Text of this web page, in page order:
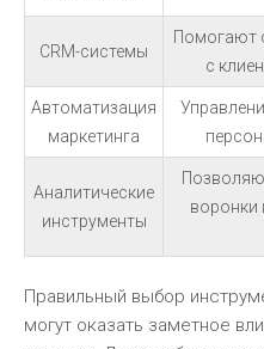
CRM-системы
Помогают
с
Автоматизация
маркетинга
Аналитические
инструменты
воронки
Правильный выбор
могут оказать заметное